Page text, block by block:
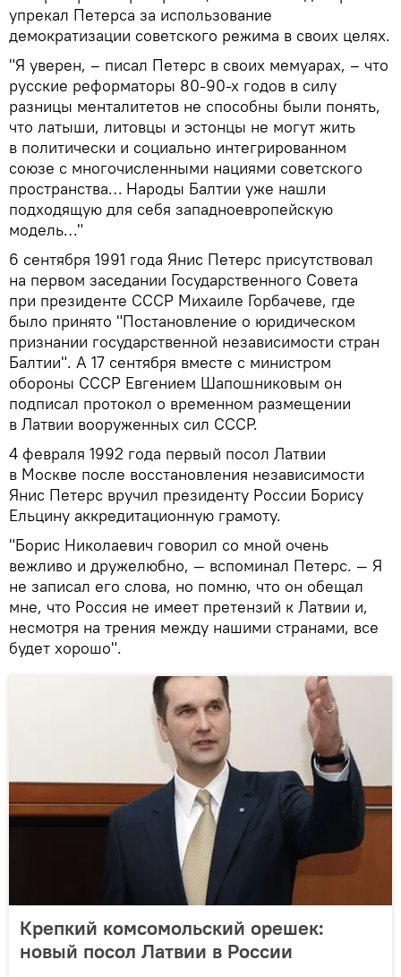
упрекал Петерса за использование
демократизации советского режима в своих целях.
"Я уверен, – писал Петерс в своих мемуарах, – что
русские реформаторы 80-90-х годов в силу
разницы менталитетов не способны были понять,
что латыши, литовцы и эстонцы не могут жить
в политически и социально интегрированном
союзе с многочисленными нациями советского
пространства… Народы Балтии уже нашли
подходящую для себя западноевропейскую
модель…"
6 сентября 1991 года Янис Петерс присутствовал
на первом заседании Государственного Совета
при президенте СССР Михаиле Горбачеве, где
было принято "Постановление о юридическом
признании государственной независимости стран
Балтии". А 17 сентября вместе с министром
обороны СССР Евгением Шапошниковым он
подписал протокол о временном размещении
в Латвии вооруженных сил СССР.
4 февраля 1992 года первый посол Латвии
в Москве после восстановления независимости
Янис Петерс вручил президенту России Борису
Ельцину аккредитационную грамоту.
"Борис Николаевич говорил со мной очень
вежливо и дружелюбно, — вспоминал Петерс. — Я
не записал его слова, но помню, что он обещал
мне, что Россия не имеет претензий к Латвии и,
несмотря на трения между нашими странами, все
будет хорошо".
Крепкий комсомольский орешек:
новый посол Латвии в России